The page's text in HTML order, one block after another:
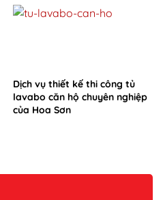
Dịch vụ thiết kế thi công tủ
lavabo căn hộ chuyên nghiệp
của Hoa Sơn